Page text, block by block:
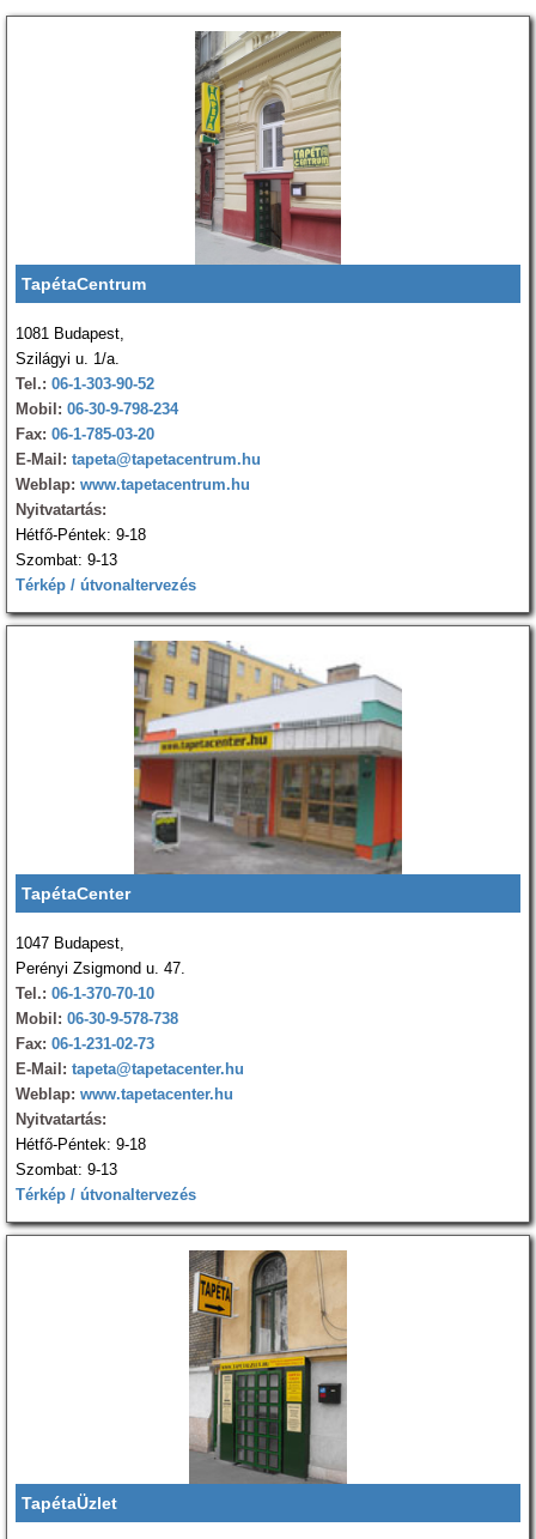
TapétaCentrum
1081 Budapest,
Szilágyi u. 1/a.
Tel.: 06-1-303-90-52
Mobil: 06-30-9-798-234
Fax: 06-1-785-03-20
E-Mail: tapeta@tapetacentrum.hu
Weblap: www.tapetacentrum.hu
Nyitvatartás:
Hétfő-Péntek: 9-18
Szombat: 9-13
Térkép / útvonaltervezés
TapétaCenter
1047 Budapest,
Perényi Zsigmond u. 47.
Tel.: 06-1-370-70-10
Mobil: 06-30-9-578-738
Fax: 06-1-231-02-73
E-Mail: tapeta@tapetacenter.hu
Weblap: www.tapetacenter.hu
Nyitvatartás:
Hétfő-Péntek: 9-18
Szombat: 9-13
Térkép / útvonaltervezés
TapétaÜzlet